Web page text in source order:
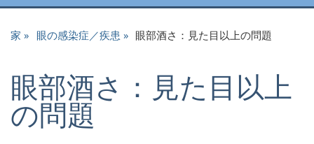
家 眼の感染症／疾患 眼部酒さ：見た目以上の問題
眼部酒さ：見た目以上
の問題